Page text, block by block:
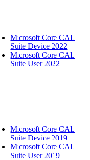
Microsoft Core CAL
Suite Device 2022
Microsoft Core CAL
Suite User 2022
Microsoft Core CAL
Suite Device 2019
Microsoft Core CAL
Suite User 2019